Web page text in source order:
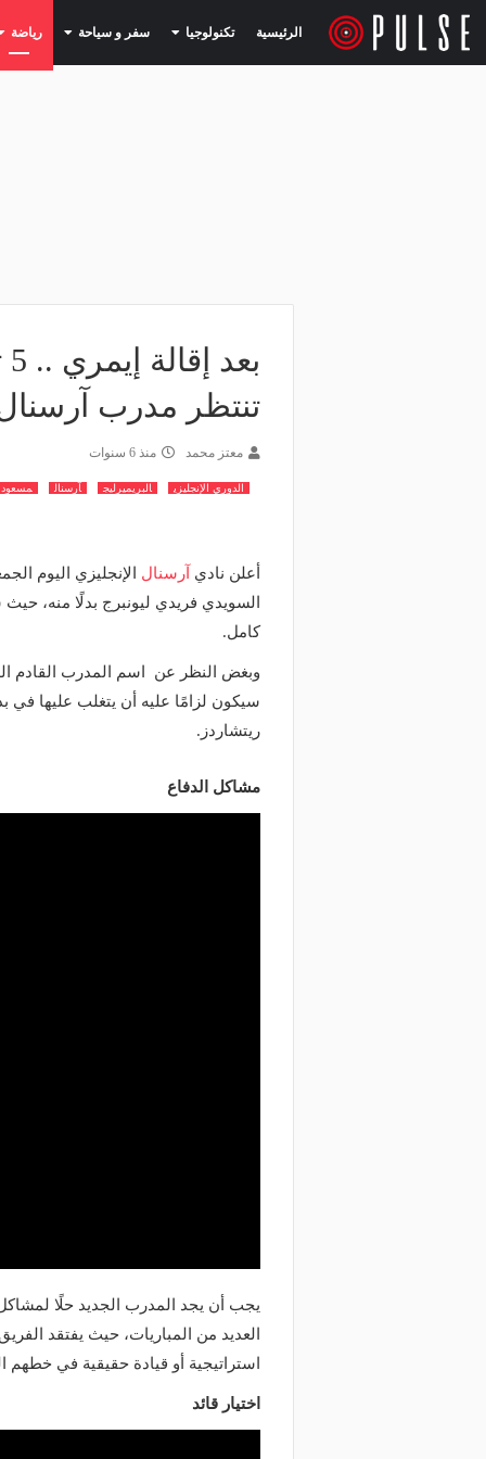
الرئيسية تكنولوجيا (current) سفر و سياحة (current) رياضة
تنتظر مدرب
معتز محمد منذ 6 سنوات
الدوري الإنجليزي البريميرليج آرسنال مسعود
أعلن نادي آرسنال الإنجليزي اليوم
السويدي فريدي ليونبرج بدلًا منه،
كامل.
وبغض النظر عن اسم المدرب القادم
سيكون لزامًا عليه أن يتغلب عليها في
ريتشاردز.
مشاكل الدفاع
يجب أن يجد المدرب الجديد حلًا
العديد من المباريات، حيث يفتقد
استراتيجية أو قيادة حقيقية في خطهم
اختيار قائد